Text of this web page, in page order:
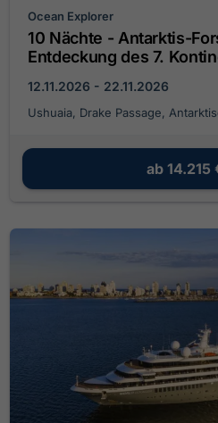
Ocean Explorer
10 Nächte - Antarktis-
Entdeckung des 7.
12.11.2026 - 22.11.2026
Ushuaia, Drake Passage,
ab 14.215